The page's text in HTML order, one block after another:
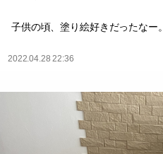
子供の頃、塗り絵好きだったなー。
2022.04.28 22:36